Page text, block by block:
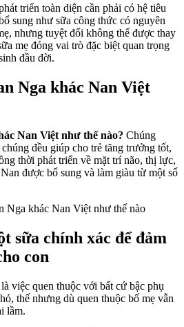
Nga
Khác
Nan
Việt
Nào?
Nên
Lượng
Sữa
triển toàn diện cần phải có hệ tiêu
sung như sữa công thức có nguyên
nhưng tuyệt đối không thể được thay
mẹ đóng vai trò đặc biệt quan trọng
đầu đời.
Nga khác Nan Việt
Nan Việt như thế nào? Chúng
đều giúp cho trẻ tăng trưởng tốt,
thời phát triển về mặt trí não, thị lực,
được bổ sung và làm giàu từ một số
sữa chính xác để đảm
con
việc quen thuộc với bất cứ bậc phụ
thế nhưng dù quen thuộc bố mẹ vẫn
lầm.